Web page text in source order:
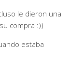
le dieron una
compra :))
estaba